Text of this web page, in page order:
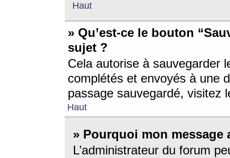
Haut
» Qu’est-ce le bouton
sujet ?
Cela autorise à sauvegarder
complétés et envoyés à une
passage sauvegardé, visitez
Haut
» Pourquoi mon message
L’administrateur du forum